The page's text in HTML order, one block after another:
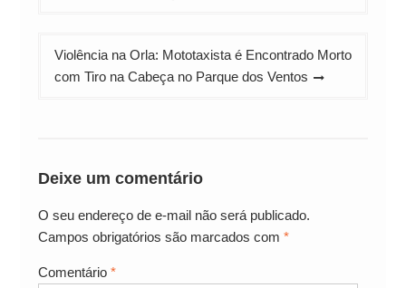
Violência na Orla: Mototaxista é Encontrado Morto
com Tiro na Cabeça no Parque dos Ventos
Deixe um comentário
O seu endereço de e-mail não será publicado.
Campos obrigatórios são marcados com *
Comentário *